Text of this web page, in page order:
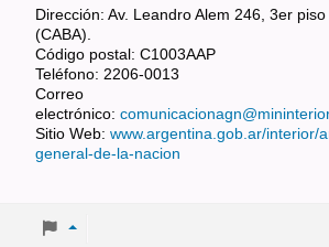
Dirección: Av. Leandro Alem 246, 3er piso
(CABA).
Código postal: C1003AAP
Teléfono: 2206-0013
Correo
electrónico:
Sitio Web: www.argentina.gob.ar/interior/
general-de-la-nacion